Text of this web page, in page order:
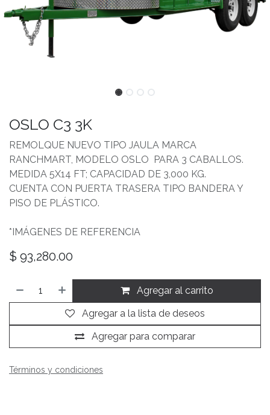
OSLO C3 3K
REMOLQUE NUEVO TIPO JAULA MARCA
RANCHMART, MODELO OSLO PARA 3 CABALLOS.
MEDIDA 5X14 FT; CAPACIDAD DE 3,000 KG.
CUENTA CON PUERTA TRASERA TIPO BANDERA Y
PISO DE PLÁSTICO.
*IMÁGENES DE REFERENCIA
$ 93,280.00
Agregar al carrito
Agregar para comparar
Agregar a la lista de deseos
Términos y condiciones